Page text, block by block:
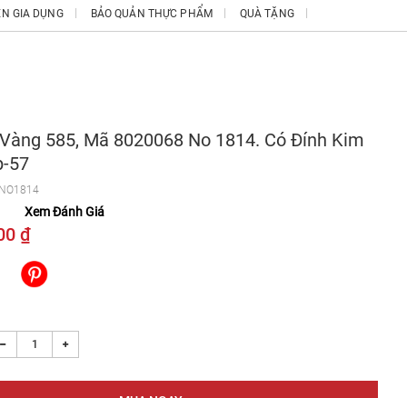
GIA DỤNG BẢO QUẢN THỰC PHẨM QUÀ TẶNG
585, Mã 8020068 No 1814. Có Đính Kim
57
Xem Đánh Giá
₫